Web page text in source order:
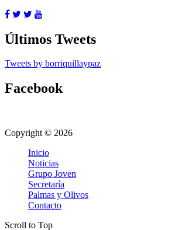
Últimos Tweets
Tweets by borriquillaypaz
Facebook
Copyright © 2026
Inicio
Noticias
Grupo Joven
Secretaría
Palmas y Olivos
Contacto
Scroll to Top